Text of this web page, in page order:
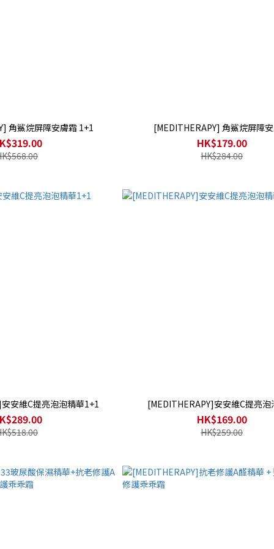
角鯊烷屏障安膚霜 1+1 [MEDITHERAPY] 角鯊烷屏障
HK$179.00
HK$284.00
安維C提亮泡泡精華1+1 [MEDITHERAPY]安安維C提亮泡
HK$169.00
HK$259.00